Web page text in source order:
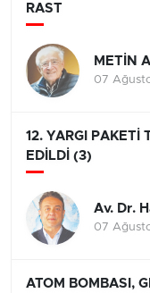
RAST
METİN
07
12. YARGI PAKETİ
EDİLDİ (3)
Av. Dr.
07
ATOM BOMBASI,